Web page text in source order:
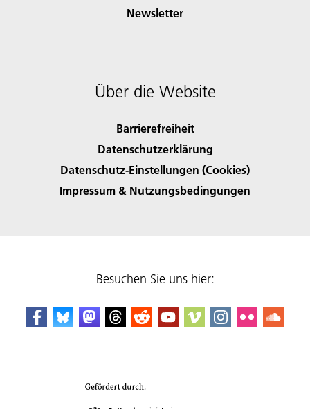
Newsletter
Über die Website
Barrierefreiheit
Datenschutzerklärung
Datenschutz-Einstellungen (Cookies)
Impressum & Nutzungsbedingungen
Besuchen Sie uns hier: